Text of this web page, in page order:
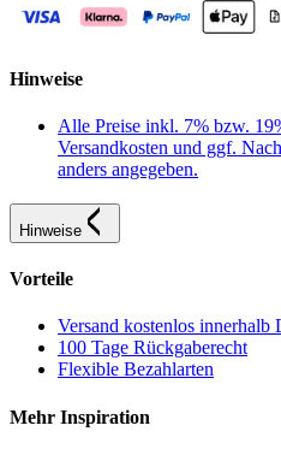
Hinweise
Alle Preise inkl. 7% bzw.
Versandkosten und ggf.
anders angegeben.
Hinweise
Vorteile
Versand kostenlos innerhalb
100 Tage Rückgaberecht
Flexible Bezahlarten
Mehr Inspiration